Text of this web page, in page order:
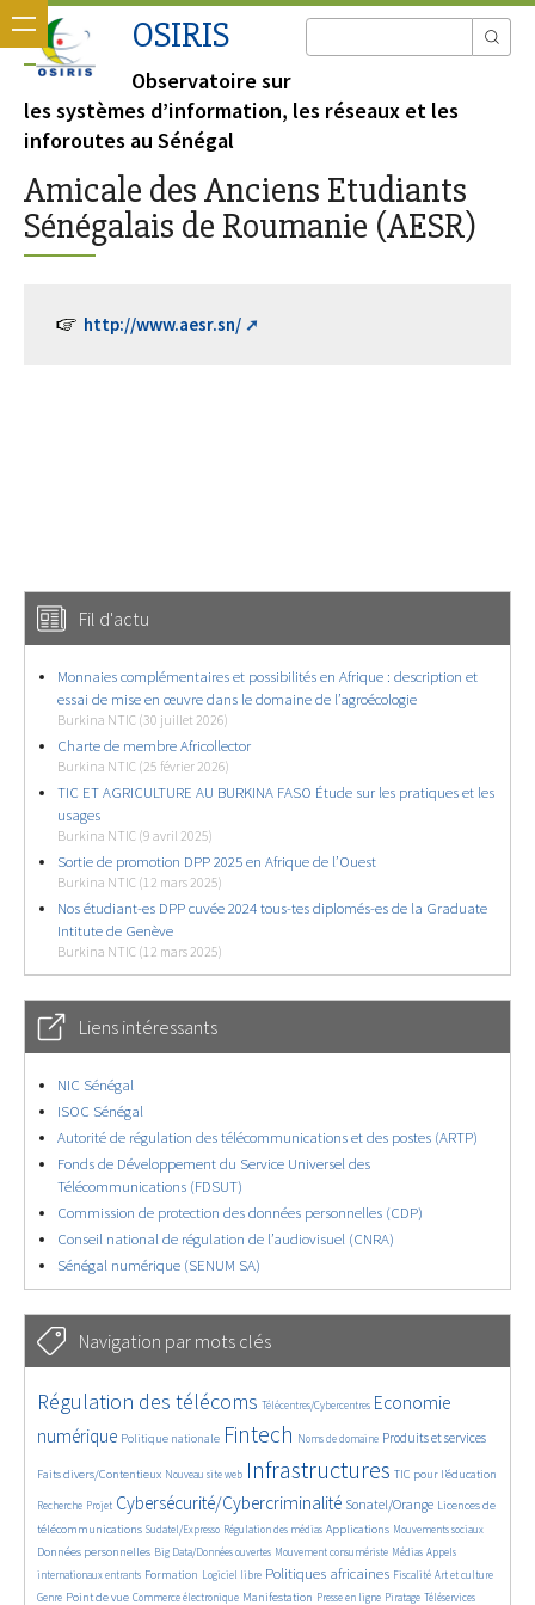
OSIRIS
Observatoire sur
les systèmes d’information, les réseaux et les
inforoutes au Sénégal
Amicale des Anciens Etudiants
Sénégalais de Roumanie (AESR)
http://www.aesr.sn/
Fil d'actu
Monnaies complémentaires et possibilités en Afrique : description et
essai de mise en œuvre dans le domaine de l’agroécologie
Burkina NTIC (30 juillet 2026)
Charte de membre Africollector
Burkina NTIC (25 février 2026)
TIC ET AGRICULTURE AU BURKINA FASO Étude sur les pratiques et les
usages
Burkina NTIC (9 avril 2025)
Sortie de promotion DPP 2025 en Afrique de l’Ouest
Burkina NTIC (12 mars 2025)
Nos étudiant-es DPP cuvée 2024 tous-tes diplomés-es de la Graduate
Intitute de Genève
Burkina NTIC (12 mars 2025)
Liens intéressants
NIC Sénégal
ISOC Sénégal
Autorité de régulation des télécommunications et des postes (ARTP)
Fonds de Développement du Service Universel des
Télécommunications (FDSUT)
Commission de protection des données personnelles (CDP)
Conseil national de régulation de l’audiovisuel (CNRA)
Sénégal numérique (SENUM SA)
Navigation par mots clés
4629/5557
Régulation des télécoms
362/5557 Télécentres/Cybercentres
3737/5557
Economie
numérique
1862/5557 Politique nationale
5162/5557 Fintech
676/5557 Noms de domaine
2442/5557 Produits et services
1596/5557
Faits divers/Contentieux Nouveau site web Infrastructures TIC pour l’éducation
Recherche
247/5557Projet
3536/5557 Cybersécurité/Cybercriminalité
2303/5557 Sonatel/Orange
1611/5557
Licences de
télécommunications
299/5557 Sudatel/Expresso
1015/5557 Régulation des médias
1512/5557 Applications
1103/5557 Mouvements sociaux
1664/5557
Données personnelles
146/5557 Big Data/Données ouvertes
620/5557 Mouvement consumériste
366/5557 Médias
703/5557
Appels
internationaux entrants
1749/5557 Formation
94/5557 Logiciel libre
2615/5557 Politiques africaines
1103/5557 Fiscalité
175/5557 Art et culture
647/5557
Genre
1840/5557Point de vue
1044/5557 Commerce électronique
1575/5557 Manifestation
337/5557 Presse en ligne
129/5557 Piratage
208/5557 Téléservices
1225/5557